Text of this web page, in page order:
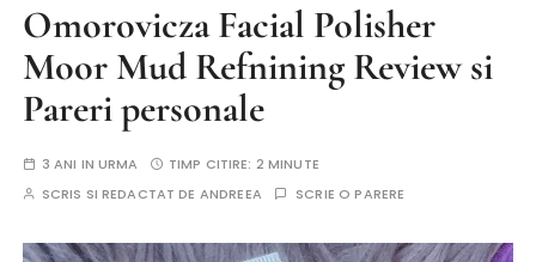
Omorovicza Facial Polisher
Moor Mud Refnining Review si
Pareri personale
3 ANI IN URMA TIMP CITIRE: 2 MINUTE
SCRIS SI REDACTAT DE ANDREEA SCRIE O PARERE